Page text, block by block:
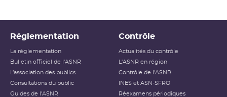
Réglementation
La réglementation
Bulletin officiel de l'ASNR
L’association des publics
Consultations du public
Guides de l'ASNR
Contrôle
Actualités du contrôle
L'ASNR en région
Contrôle de l'ASNR
INES et ASN-SFRO
Réexamens périodiques